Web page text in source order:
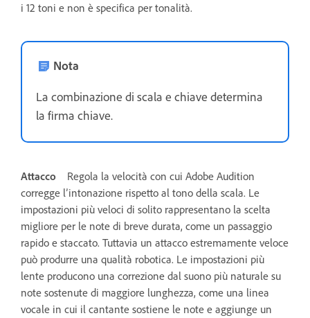
i 12 toni e non è specifica per tonalità.
Nota
La combinazione di scala e chiave determina
la firma chiave.
Attacco
Regola la velocità con cui Adobe Audition
corregge l’intonazione rispetto al tono della scala. Le
impostazioni più veloci di solito rappresentano la scelta
migliore per le note di breve durata, come un passaggio
rapido e staccato. Tuttavia un attacco estremamente veloce
può produrre una qualità robotica. Le impostazioni più
lente producono una correzione dal suono più naturale su
note sostenute di maggiore lunghezza, come una linea
vocale in cui il cantante sostiene le note e aggiunge un